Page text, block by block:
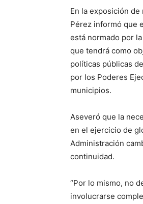
En la exposición
Pérez informó que
está normado por
que tendrá como
políticas públicas
por los Poderes
municipios.
Aseveró que la
en el ejercicio de
Administración
continuidad.
“Por lo mismo, no
involucrarse